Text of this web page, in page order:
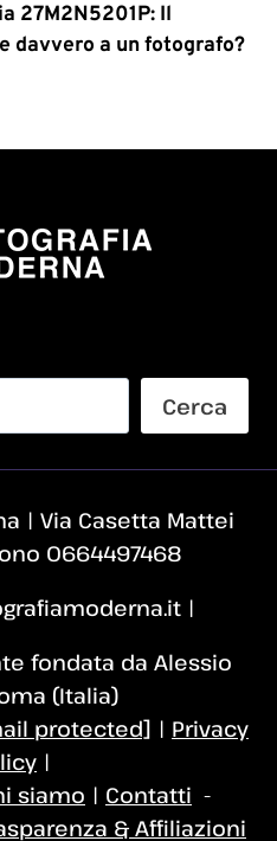
27M2N5201P: Il
davvero a un fotografo?
Cerca
| Via Casetta Mattei
0664497468
|
fondata da Alessio
(Italia)
protected] | Privacy
|
siamo | Contatti -
& Affiliazioni